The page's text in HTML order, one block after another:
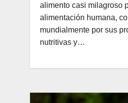
alimento casi milagroso
alimentación humana,
mundialmente por sus
nutritivas y…